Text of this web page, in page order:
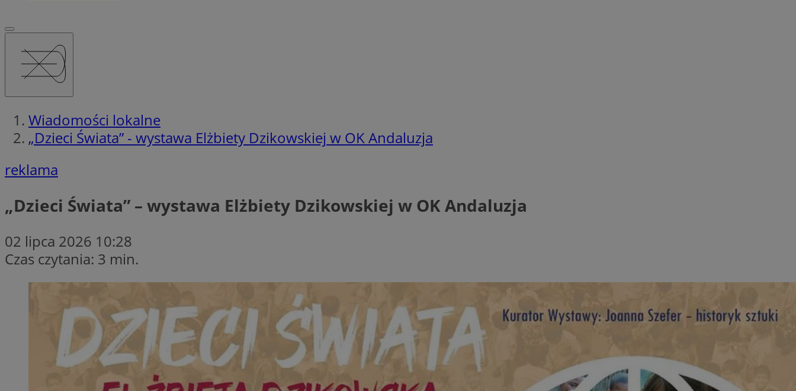
Wiadomości lokalne
„Dzieci Świata” - wystawa Elżbiety Dzikowskiej w OK Andaluzja
reklama
„Dzieci Świata” – wystawa Elżbiety Dzikowskiej w OK Andaluzja
02 lipca 2026 10:28
Czas czytania: 3 min.